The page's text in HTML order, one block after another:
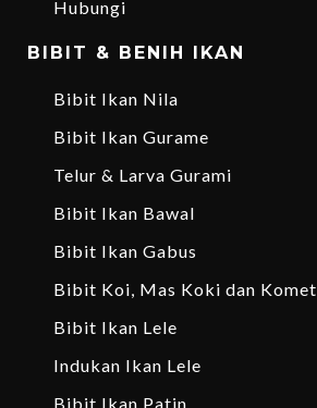
Hubungi
BIBIT & BENIH IKAN
Bibit Ikan Nila
Bibit Ikan Gurame
Telur & Larva Gurami
Bibit Ikan Bawal
Bibit Ikan Gabus
Bibit Koi, Mas Koki dan Komet
Bibit Ikan Lele
Indukan Ikan Lele
Bibit Ikan Patin